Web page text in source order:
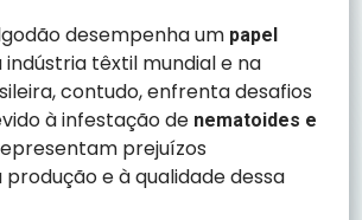
desempenha um papel
indústria têxtil mundial e na
contudo, enfrenta desafios
à infestação de nematoides e
prejuízos
e à qualidade dessa